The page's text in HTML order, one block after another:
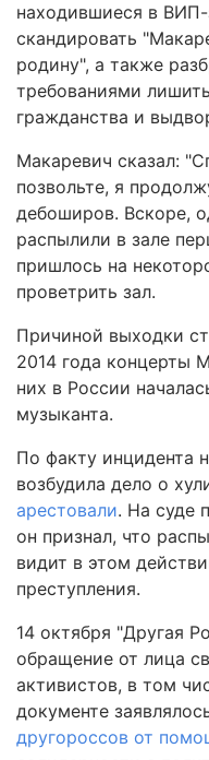
находившиеся в ВИП-
скандировать
родину", а также
требованиями
гражданства и
Макаревич сказал:
позвольте, я
дебоширов. Вскоре,
распылили в зале
пришлось на
проветрить зал.
Причиной выходки
2014 года концерты
них в России
музыканта.
По факту инцидента
возбудила дело о
арестовали. На суде
он признал, что
видит в этом
преступления.
14 октября "Другая
обращение от лица
активистов, в том
документе
другороссов от